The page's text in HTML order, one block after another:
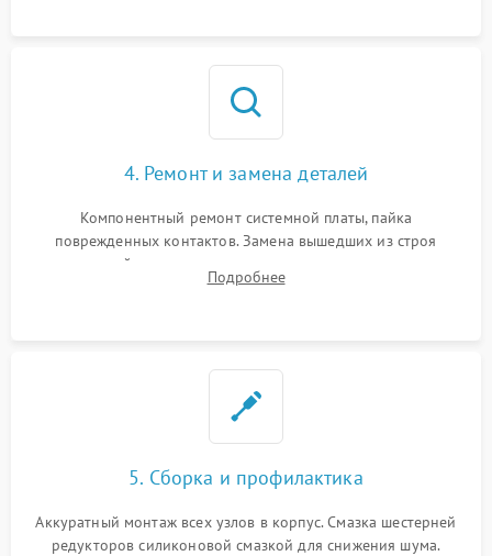
4. Ремонт и замена деталей
Компонентный ремонт системной платы, пайка
поврежденных контактов. Замена вышедших из строя
двигателей, изношенного аккумулятора, неисправного
лидара или помпы подачи воды. Восстановление шлейфов и
Подробнее
5. Сборка и профилактика
Аккуратный монтаж всех узлов в корпус. Смазка шестерней
редукторов силиконовой смазкой для снижения шума.